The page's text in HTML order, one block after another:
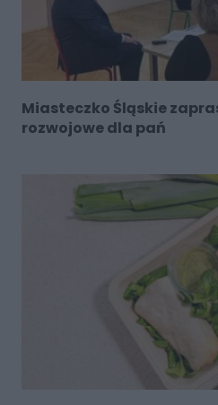
Miasteczko Śląskie
rozwojowe dla pań